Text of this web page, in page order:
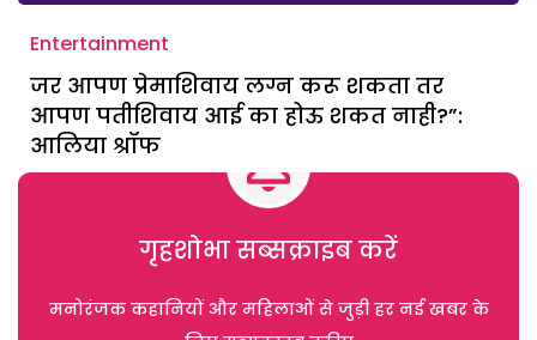
Entertainment
जर आपण प्रेमाशिवाय लग्न करू शकता तर
आपण पतीशिवाय आई का होऊ शकत नाही?”:
आलिया श्रॉफ
गृहशोभा सब्सक्राइब करें
मनोरंजक कहानियों और महिलाओं से जुड़ी हर नई खबर के